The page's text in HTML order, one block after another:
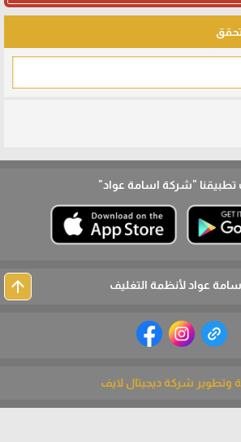
تطبيقنا "شركة اسامة عواد"
عواد لأنظمة التغليف arrow_upward
وتطوير شركة ديجيتال لايف